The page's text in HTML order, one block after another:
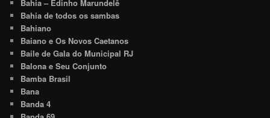
Bahia – Edinho Marundelê
Bahia de todos os sambas
Bahiano
Baiano e Os Novos Caetanos
Baile de Gala do Municipal RJ
Balona e Seu Conjunto
Bamba Brasil
Bana
Banda 4